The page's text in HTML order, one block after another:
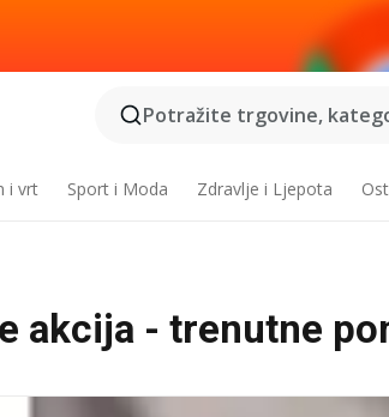
Potražite trgovine,
i vrt Sport i Moda Zdravlje i Ljepota
akcija - trenutne